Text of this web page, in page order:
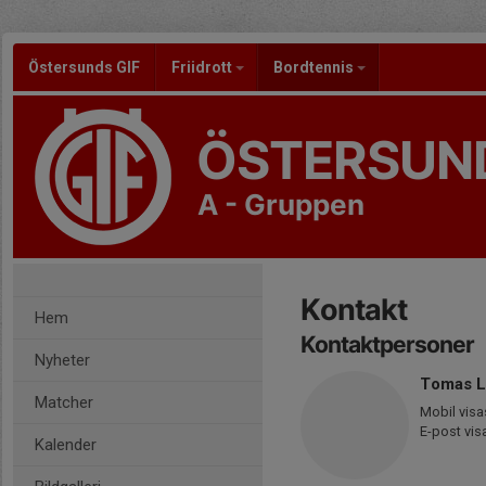
Östersunds GIF Friidrott Bordtennis
A - Gruppen
Hem
Nyheter
Matcher
Kalender
Kontakt
Kontaktpersoner
Tomas
Mobil
E-post